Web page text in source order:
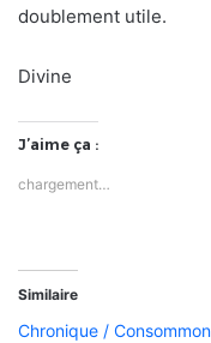
doublement utile.
Divine
J’aime ça :
chargement…
Similaire
Chronique /